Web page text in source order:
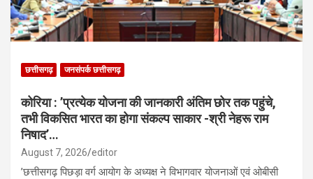
छत्तीसगढ़ जनसंपर्क छत्तीसगढ़
कोरिया : ’प्रत्येक योजना की जानकारी अंतिम छोर तक पहुंचे,
तभी विकसित भारत का होगा संकल्प साकार -श्री नेहरू राम
निषाद’…
August 7, 2026 editor
’छत्तीसगढ़ पिछड़ा वर्ग आयोग के अध्यक्ष ने विभागवार योजनाओं एवं ओबीसी